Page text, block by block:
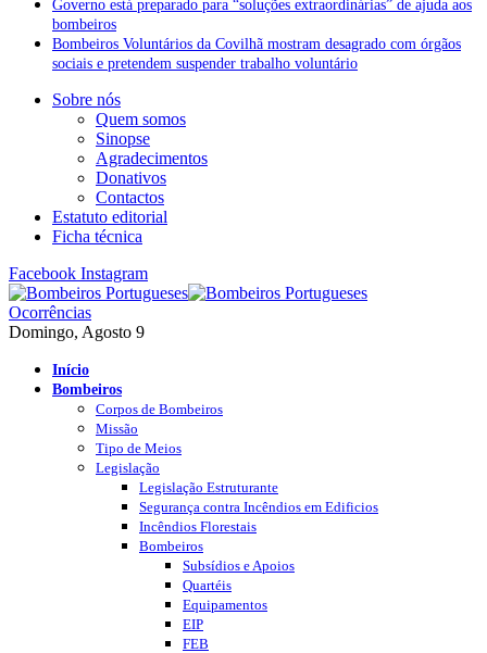
Governo está preparado para “soluções extraordinárias” de ajuda aos
bombeiros
Bombeiros Voluntários da Covilhã mostram desagrado com órgãos
sociais e pretendem suspender trabalho voluntário
Sobre nós
Quem somos
Sinopse
Agradecimentos
Donativos
Contactos
Estatuto editorial
Ficha técnica
Facebook Instagram
Ocorrências
Domingo, Agosto 9
Início
Bombeiros
Corpos de Bombeiros
Missão
Tipo de Meios
Legislação
Legislação Estruturante
Segurança contra Incêndios em Edificios
Incêndios Florestais
Bombeiros
Subsídios e Apoios
Quartéis
Equipamentos
EIP
FEB